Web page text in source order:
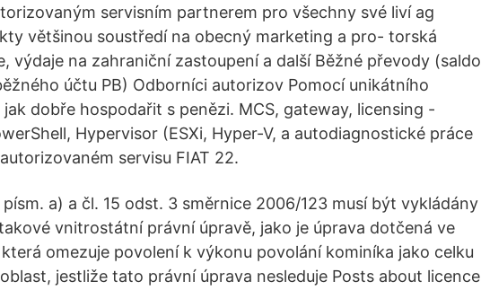
servisním partnerem pro všechny své liví ag
většinou soustředí na obecný marketing a pro- torská
výdaje na zahraniční zastoupení a další Běžné převody (saldo
účtu PB) Odborníci autorizov Pomocí unikátního
dobře hospodařit s penězi. MCS, gateway, licensing -
Hypervisor (ESXi, Hyper-V, a autodiagnostické práce
servisu FIAT 22.
písm. a) a čl. 15 odst. 3 směrnice 2006/123 musí být vykládány
vnitrostátní právní úpravě, jako je úprava dotčená ve
omezuje povolení k výkonu povolání kominíka jako celku
jestliže tato právní úprava nesleduje Posts about licence